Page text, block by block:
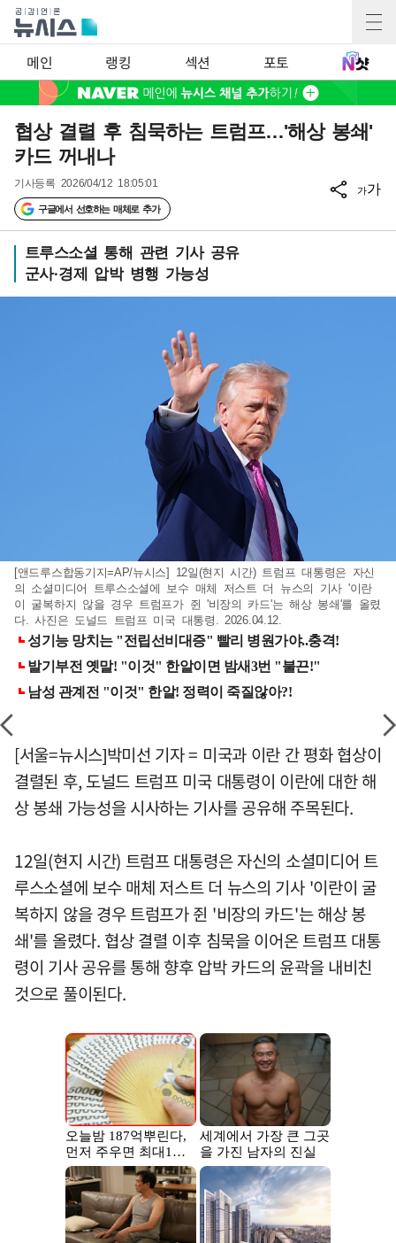
메인 랭킹 섹션 포토
협상 결렬 후 침묵하는 트럼프…'해상 봉쇄'
카드 꺼내나
기사등록 2026/04/12 18:05:01
구글에서 선호하는 매체로 추가
가가
트루스소셜 통해 관련 기사 공유
군사·경제 압박 병행 가능성
[앤드루스합동기지=AP/뉴시스] 12일(현지 시간) 트럼프 대통령은 자신
의 소셜미디어 트루스소셜에 보수 매체 저스트 더 뉴스의 기사 '이란
이 굴복하지 않을 경우 트럼프가 쥔 '비장의 카드'는 해상 봉쇄'를 올렸
다. 사진은 도널드 트럼프 미국 대통령. 2026.04.12.
[서울=뉴시스]박미선 기자 = 미국과 이란 간 평화 협상이
결렬된 후, 도널드 트럼프 미국 대통령이 이란에 대한 해
상 봉쇄 가능성을 시사하는 기사를 공유해 주목된다.
12일(현지 시간) 트럼프 대통령은 자신의 소셜미디어 트
루스소셜에 보수 매체 저스트 더 뉴스의 기사 '이란이 굴
복하지 않을 경우 트럼프가 쥔 '비장의 카드'는 해상 봉
쇄'를 올렸다. 협상 결렬 이후 침묵을 이어온 트럼프 대통
령이 기사 공유를 통해 향후 압박 카드의 윤곽을 내비친
것으로 풀이된다.